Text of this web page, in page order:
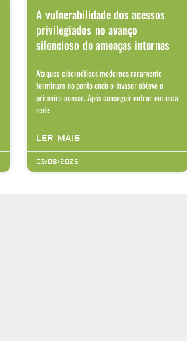
A vulnerabilidade dos acessos
privilegiados no avanço
silencioso de ameaças internas
Ataques cibernéticos modernos raramente
terminam no ponto onde o invasor obteve o
primeiro acesso. Após conseguir entrar em uma
rede
LER MAIS
03/08/2026